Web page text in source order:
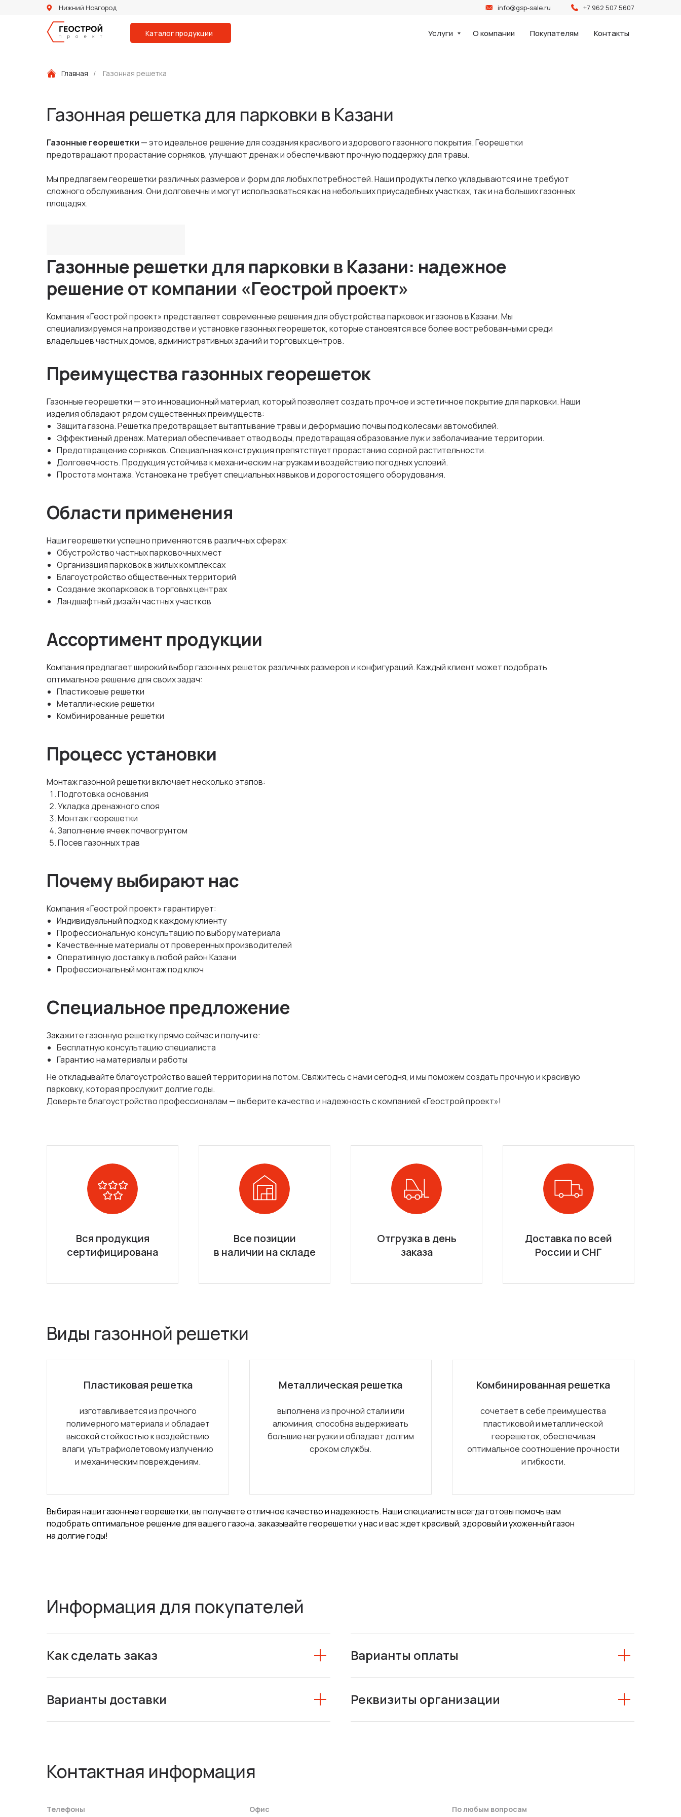
Нижний Новгород info@gsp-sale.ru +7 962 507 5607
Услуги О компании Покупателям Контакты
Каталог продукции
Главная / Газонная решетка
Газонная решетка для парковки в Казани
Газонные георешетки — это идеальное решение для создания красивого и здорового газонного покрытия. Георешетки
предотвращают прорастание сорняков, улучшают дренаж и обеспечивают прочную поддержку для травы.
Мы предлагаем георешетки различных размеров и форм для любых потребностей. Наши продукты легко укладываются и не требуют
сложного обслуживания. Они долговечны и могут использоваться как на небольших приусадебных участках, так и на больших газонных
площадях.
Газонные решетки для парковки в Казани: надежное
решение от компании «Геострой проект»
Компания «Геострой проект» представляет современные решения для обустройства парковок и газонов в Казани. Мы
специализируемся на производстве и установке газонных георешеток, которые становятся все более востребованными среди
владельцев частных домов, административных зданий и торговых центров.
Преимущества газонных георешеток
Газонные георешетки — это инновационный материал, который позволяет создать прочное и эстетичное покрытие для парковки. Наши
изделия обладают рядом существенных преимуществ:
Защита газона. Решетка предотвращает вытаптывание травы и деформацию почвы под колесами автомобилей.
Эффективный дренаж. Материал обеспечивает отвод воды, предотвращая образование луж и заболачивание территории.
Предотвращение сорняков. Специальная конструкция препятствует прорастанию сорной растительности.
Долговечность. Продукция устойчива к механическим нагрузкам и воздействию погодных условий.
Простота монтажа. Установка не требует специальных навыков и дорогостоящего оборудования.
Области применения
Наши георешетки успешно применяются в различных сферах:
Обустройство частных парковочных мест
Организация парковок в жилых комплексах
Благоустройство общественных территорий
Создание экопарковок в торговых центрах
Ландшафтный дизайн частных участков
Ассортимент продукции
Компания предлагает широкий выбор газонных решеток различных размеров и конфигураций. Каждый клиент может подобрать
оптимальное решение для своих задач:
Пластиковые решетки
Металлические решетки
Комбинированные решетки
Процесс установки
Монтаж газонной решетки включает несколько этапов:
Подготовка основания
Укладка дренажного слоя
Монтаж георешетки
Заполнение ячеек почвогрунтом
Посев газонных трав
Почему выбирают нас
Компания «Геострой проект» гарантирует:
Индивидуальный подход к каждому клиенту
Профессиональную консультацию по выбору материала
Качественные материалы от проверенных производителей
Оперативную доставку в любой район Казани
Профессиональный монтаж под ключ
Специальное предложение
Закажите газонную решетку прямо сейчас и получите:
Бесплатную консультацию специалиста
Гарантию на материалы и работы
Не откладывайте благоустройство вашей территории на потом. Свяжитесь с нами сегодня, и мы поможем создать прочную и красивую
парковку, которая прослужит долгие годы.
Доверьте благоустройство профессионалам — выберите качество и надежность с компанией «Геострой проект»!
Вся продукция
сертифицирована
Все позиции
в наличии на складе
Отгрузка в день
заказа
Доставка по всей
России и СНГ
Виды газонной решетки
Пластиковая решетка
изготавливается из прочного
полимерного материала и обладает
высокой стойкостью к воздействию
влаги, ультрафиолетовому излучению
и механическим повреждениям.
Металлическая решетка
выполнена из прочной стали или
алюминия, способна выдерживать
большие нагрузки и обладает долгим
сроком службы.
Комбинированная решетка
сочетает в себе преимущества
пластиковой и металлической
георешеток, обеспечивая
оптимальное соотношение прочности
и гибкости.
Выбирая наши газонные георешетки, вы получаете отличное качество и надежность. Наши специалисты всегда готовы помочь вам
подобрать оптимальное решение для вашего газона. заказывайте георешетки у нас и вас ждет красивый, здоровый и ухоженный газон
на долгие годы!
Информация для покупателей
Как сделать заказ Варианты оплаты
Варианты доставки Реквизиты организации
Контактная информация
Телефоны Офис По любым вопросам